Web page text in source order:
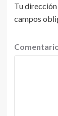
Tu
campos